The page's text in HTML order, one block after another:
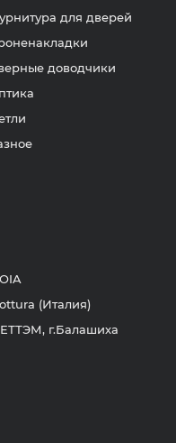
для дверей
доводчики
(Италия)
г.Балашиха